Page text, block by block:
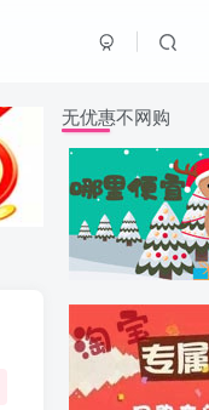
无优惠不网购